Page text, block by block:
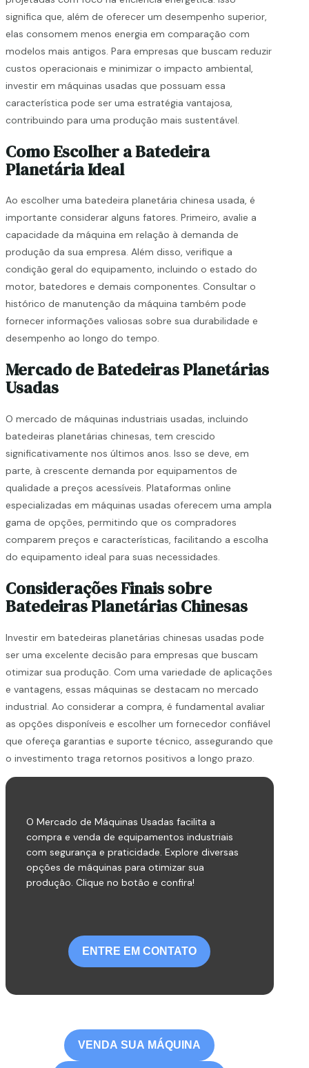
significa que, além de oferecer um desempenho superior,
elas consomem menos energia em comparação com
modelos mais antigos. Para empresas que buscam reduzir
custos operacionais e minimizar o impacto ambiental,
investir em máquinas usadas que possuam essa
característica pode ser uma estratégia vantajosa,
contribuindo para uma produção mais sustentável.
Como Escolher a Batedeira
Planetária Ideal
Ao escolher uma batedeira planetária chinesa usada, é
importante considerar alguns fatores. Primeiro, avalie a
capacidade da máquina em relação à demanda de
produção da sua empresa. Além disso, verifique a
condição geral do equipamento, incluindo o estado do
motor, batedores e demais componentes. Consultar o
histórico de manutenção da máquina também pode
fornecer informações valiosas sobre sua durabilidade e
desempenho ao longo do tempo.
Mercado de Batedeiras Planetárias
Usadas
O mercado de máquinas industriais usadas, incluindo
batedeiras planetárias chinesas, tem crescido
significativamente nos últimos anos. Isso se deve, em
parte, à crescente demanda por equipamentos de
qualidade a preços acessíveis. Plataformas online
especializadas em máquinas usadas oferecem uma ampla
gama de opções, permitindo que os compradores
comparem preços e características, facilitando a escolha
do equipamento ideal para suas necessidades.
Considerações Finais sobre
Batedeiras Planetárias Chinesas
Investir em batedeiras planetárias chinesas usadas pode
ser uma excelente decisão para empresas que buscam
otimizar sua produção. Com uma variedade de aplicações
e vantagens, essas máquinas se destacam no mercado
industrial. Ao considerar a compra, é fundamental avaliar
as opções disponíveis e escolher um fornecedor confiável
que ofereça garantias e suporte técnico, assegurando que
o investimento traga retornos positivos a longo prazo.
O Mercado de Máquinas Usadas facilita a
compra e venda de equipamentos industriais
com segurança e praticidade. Explore diversas
opções de máquinas para otimizar sua
produção. Clique no botão e confira!
ENTRE EM CONTATO
VENDA SUA MÁQUINA